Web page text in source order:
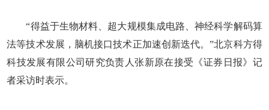
“得益于生物材料、超大规模集成电路、神经科学解码算
法等技术发展，脑机接口技术正加速创新迭代。”北京科方得
科技发展有限公司研究负责人张新原在接受《证券日报》记
者采访时表示。